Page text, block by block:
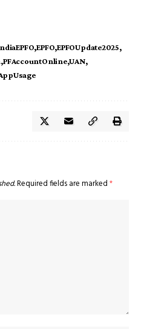
EPFO EPFOUpdate2025
PFAccountOnline UAN
Required fields are marked *